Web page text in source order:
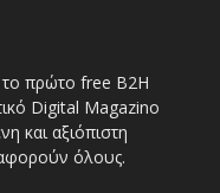
το πρώτο free Β2Η
Digital Magazino
και αξιόπιστη
όλους.